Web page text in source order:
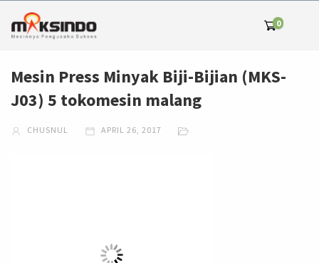
0
Mesin Press Minyak Biji-Bijian (MKS-
J03) 5 tokomesin malang
CHUSNUL APRIL 26, 2017